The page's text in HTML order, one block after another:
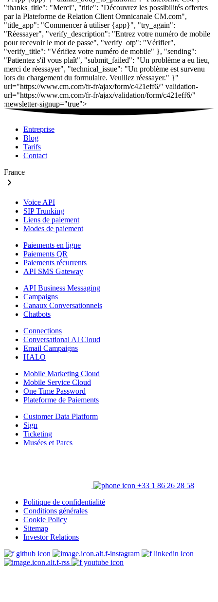
Entreprise
Blog
Tarifs
Contact
France
Voice API
SIP Trunking
Liens de paiement
Modes de paiement
Paiements en ligne
Paiements QR
Paiements récurrents
API SMS Gateway
API Business Messaging
Campaigns
Canaux Conversationnels
Chatbots
Connections
Conversational AI Cloud
Email Campaigns
HALO
Mobile Marketing Cloud
Mobile Service Cloud
One Time Password
Plateforme de Paiements
Customer Data Platform
Sign
Ticketing
Musées et Parcs
+33 1 86 26 28 58
Politique de confidentialité
Conditions générales
Cookie Policy
Sitemap
Investor Relations